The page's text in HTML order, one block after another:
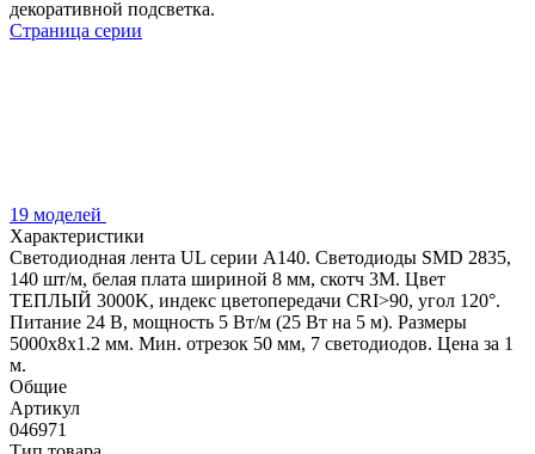
декоративной подсветка.
Страница серии
19 моделей
Характеристики
Светодиодная лента UL серии A140. Светодиоды SMD 2835,
140 шт/м, белая плата шириной 8 мм, скотч 3M. Цвет
ТЕПЛЫЙ 3000K, индекс цветопередачи CRI>90, угол 120°.
Питание 24 В, мощность 5 Вт/м (25 Вт на 5 м). Размеры
5000x8x1.2 мм. Мин. отрезок 50 мм, 7 светодиодов. Цена за 1
м.
Общие
Артикул
046971